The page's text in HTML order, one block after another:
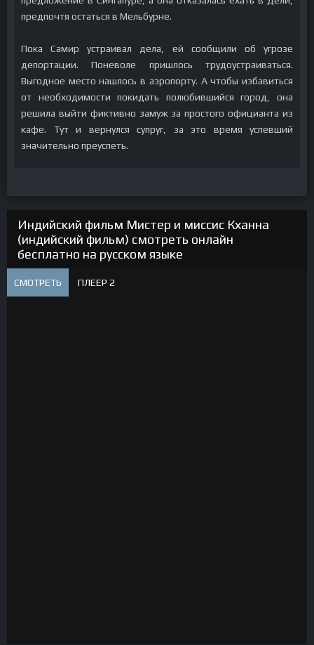
предпочтя остаться в Мельбурне.
Пока Самир устраивал дела, ей сообщили об угрозе
депортации. Поневоле пришлось трудоустраиваться.
Выгодное место нашлось в аэропорту. А чтобы избавиться
от необходимости покидать полюбившийся город, она
решила выйти фиктивно замуж за простого официанта из
кафе. Тут и вернулся супруг, за это время успевший
значительно преуспеть.
Индийский фильм Мистер и миссис Кханна
(индийский фильм) смотреть онлайн
бесплатно на русском языке
СМОТРЕТЬ ПЛЕЕР 2